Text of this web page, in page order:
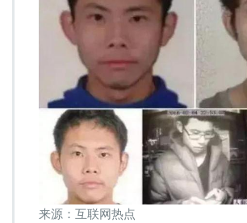
抓
背
后，
人
脸
识
别
的
应
用
无
处
不
来源：互联网热点